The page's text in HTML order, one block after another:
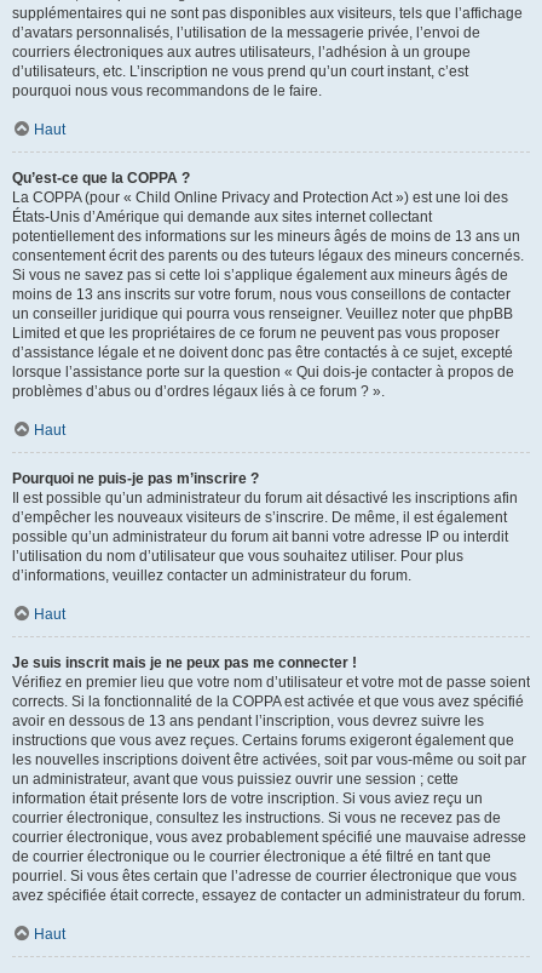
supplémentaires qui ne sont pas disponibles aux visiteurs, tels que l’affichage
d’avatars personnalisés, l’utilisation de la messagerie privée, l’envoi de
courriers électroniques aux autres utilisateurs, l’adhésion à un groupe
d’utilisateurs, etc. L’inscription ne vous prend qu’un court instant, c’est
pourquoi nous vous recommandons de le faire.
Haut
Qu’est-ce que la COPPA ?
La COPPA (pour « Child Online Privacy and Protection Act ») est une loi des
États-Unis d’Amérique qui demande aux sites internet collectant
potentiellement des informations sur les mineurs âgés de moins de 13 ans un
consentement écrit des parents ou des tuteurs légaux des mineurs concernés.
Si vous ne savez pas si cette loi s’applique également aux mineurs âgés de
moins de 13 ans inscrits sur votre forum, nous vous conseillons de contacter
un conseiller juridique qui pourra vous renseigner. Veuillez noter que phpBB
Limited et que les propriétaires de ce forum ne peuvent pas vous proposer
d’assistance légale et ne doivent donc pas être contactés à ce sujet, excepté
lorsque l’assistance porte sur la question « Qui dois-je contacter à propos de
problèmes d’abus ou d’ordres légaux liés à ce forum ? ».
Haut
Pourquoi ne puis-je pas m’inscrire ?
Il est possible qu’un administrateur du forum ait désactivé les inscriptions afin
d’empêcher les nouveaux visiteurs de s’inscrire. De même, il est également
possible qu’un administrateur du forum ait banni votre adresse IP ou interdit
l’utilisation du nom d’utilisateur que vous souhaitez utiliser. Pour plus
d’informations, veuillez contacter un administrateur du forum.
Haut
Je suis inscrit mais je ne peux pas me connecter !
Vérifiez en premier lieu que votre nom d’utilisateur et votre mot de passe soient
corrects. Si la fonctionnalité de la COPPA est activée et que vous avez spécifié
avoir en dessous de 13 ans pendant l’inscription, vous devrez suivre les
instructions que vous avez reçues. Certains forums exigeront également que
les nouvelles inscriptions doivent être activées, soit par vous-même ou soit par
un administrateur, avant que vous puissiez ouvrir une session ; cette
information était présente lors de votre inscription. Si vous aviez reçu un
courrier électronique, consultez les instructions. Si vous ne recevez pas de
courrier électronique, vous avez probablement spécifié une mauvaise adresse
de courrier électronique ou le courrier électronique a été filtré en tant que
pourriel. Si vous êtes certain que l’adresse de courrier électronique que vous
avez spécifiée était correcte, essayez de contacter un administrateur du forum.
Haut